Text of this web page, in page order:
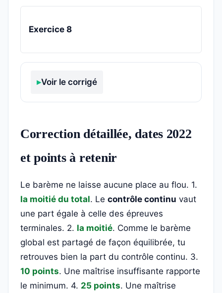
Exercice 8
Voir le corrigé
Correction détaillée, dates 2022
et points à retenir
Le barème ne laisse aucune place au flou. 1.
la moitié du total. Le contrôle continu vaut
une part égale à celle des épreuves
terminales. 2. la moitié. Comme le barème
global est partagé de façon équilibrée, tu
retrouves bien la part du contrôle continu. 3.
10 points. Une maîtrise insuffisante rapporte
le minimum. 4. 25 points. Une maîtrise